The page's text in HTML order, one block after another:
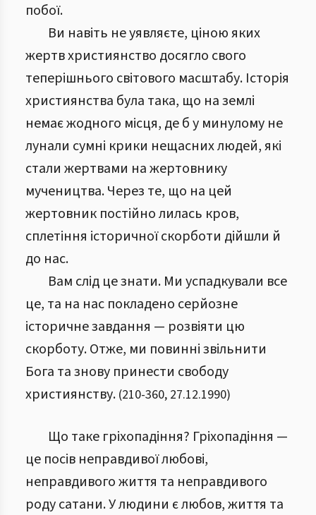
побої.
Ви навіть не уявляєте, ціною яких
жертв християнство досягло свого
теперішнього світового масштабу. Історія
християнства була така, що на землі
немає жодного місця, де б у минулому не
лунали сумні крики нещасних людей, які
стали жертвами на жертовнику
мучеництва. Через те, що на цей
жертовник постійно лилась кров,
сплетіння історичної скорботи дійшли й
до нас.
Вам слід це знати. Ми успадкували все
це, та на нас покладено серйозне
історичне завдання — розвіяти цю
скорботу. Отже, ми повинні звільнити
Бога та знову принести свободу
християнству. (210-360, 27.12.1990)
Що таке гріхопадіння? Гріхопадіння —
це посів неправдивої любові,
неправдивого життя та неправдивого
роду сатани. У людини є любов, життя та